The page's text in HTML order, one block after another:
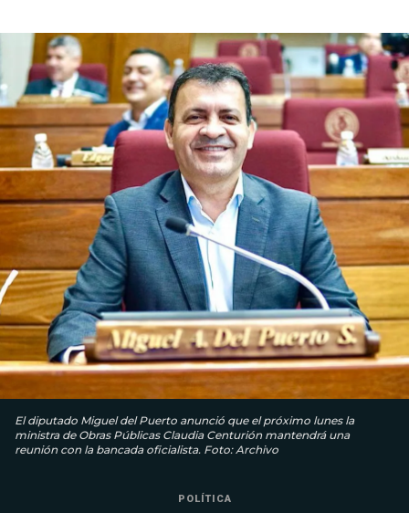
El diputado Miguel del Puerto anunció que el próximo lunes la
ministra de Obras Públicas Claudia Centurión mantendrá una
reunión con la bancada oficialista. Foto: Archivo
POLÍTICA